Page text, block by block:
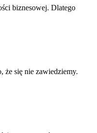
biznesowej. Dlatego
że się nie zawiedziemy.